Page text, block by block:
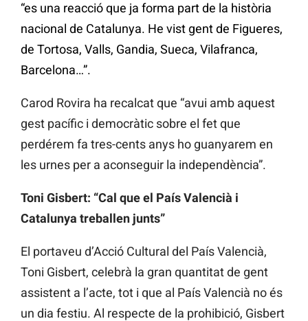
“es una reacció que ja forma part de la història
nacional de Catalunya. He vist gent de Figueres,
de Tortosa, Valls, Gandia, Sueca, Vilafranca,
Barcelona…”.
Carod Rovira ha recalcat que “avui amb aquest
gest pacífic i democràtic sobre el fet que
perdérem fa tres-cents anys ho guanyarem en
les urnes per a aconseguir la independència”.
Toni Gisbert: “Cal que el País Valencià i
Catalunya treballen junts”
El portaveu d’Acció Cultural del País Valencià,
Toni Gisbert, celebrà la gran quantitat de gent
assistent a l’acte, tot i que al País Valencià no és
un dia festiu. Al respecte de la prohibició, Gisbert